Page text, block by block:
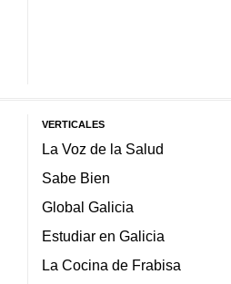
VERTICALES
La Voz de la Salud
Sabe Bien
Global Galicia
Estudiar en Galicia
La Cocina de Frabisa